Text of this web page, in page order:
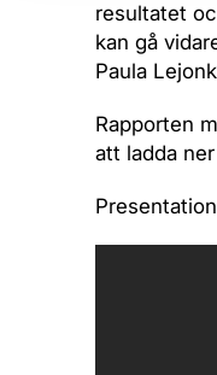
resultatet
kan gå
Paula
Rapporten
att ladda